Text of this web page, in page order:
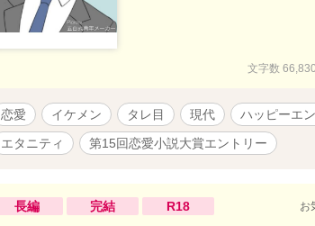
文字数
恋愛 イケメン タレ目 現代 ハッピーエ
エタニティ
第15回恋愛小説大賞エントリー
長編 完結 R18 お